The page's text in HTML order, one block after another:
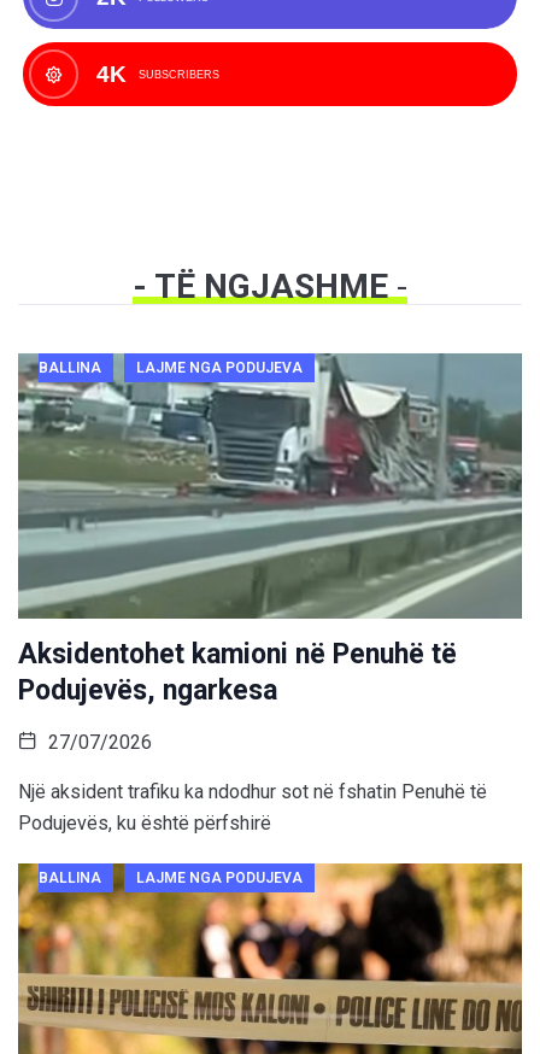
4K SUBSCRIBERS
- TË NGJASHME-
BALLINA LAJME NGA PODUJEVA
Aksidentohet kamioni në Penuhë të
Podujevës, ngarkesa
27/07/2026
Një aksident trafiku ka ndodhur sot në fshatin Penuhë të
Podujevës, ku është përfshirë
BALLINA LAJME NGA PODUJEVA